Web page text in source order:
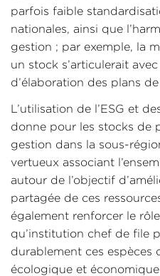
parfois faible
nationales, ainsi que
gestion ; par exemple, la
un stock s’articulerait
d’élaboration des plans
L’utilisation de l’ESG et
donne pour les stocks de
gestion dans la sous-
vertueux associant
autour de l’objectif
partagée de ces
également renforcer le
qu’institution chef de file
durablement ces espèces
écologique et